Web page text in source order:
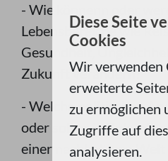
Diese Seite
Cookies
Wir verwenden
erweiterte
zu ermöglichen
Zugriffe auf
analysieren.
- Wie könnenn oder
Lebensbereiche wie
Gesundheit,
Zukunft verändern?
- Welche politischen
oder soll es in Zukunft
einer nachhaltigen Welt